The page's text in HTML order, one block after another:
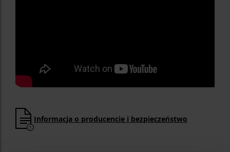
Informacja o producencie i bezpieczeństwo